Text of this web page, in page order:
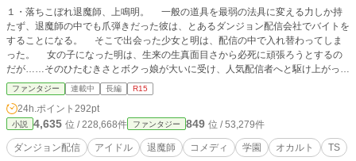
１・落ちこぼれ退魔師、上鳴明。 一般の道具を最弱の法具に変える力しか持
たず、退魔師の中でも爪弾きだった彼は、とあるダンジョン配信会社でバイトを
することになる。 そこで出会った少女と明は、配信の中で入れ替わってしま
った。 女の子になった明は、生来の生真面目さから必死に頑張ろうとするの
だが……そのひたむきさとボクっ娘が大いに受け、人気配信者へと駆け上がって
いく。 ２・元地下アイドル、花咲里明日奈。 解散した地下アイドルのメンバ
ーだった明日奈は、冒険配信者として成り上がってアイドルを目指そうとする。
だが、ラーテルと呼ばれたその性質ゆえに全くバズらなかった。 そこへバ
イトにやって来た上鳴明と、ある時入れ替わってしまう。 退魔師の体を手に
入れた明日奈は、それでも諦めない。 不屈の闘志で、明の法術の隠された性
能を把握し、陰謀、策謀渦巻くドロドロした退魔師界をぶっ飛ばしつつ、男性配
ファンタジー 連載中 長編 R15
24h.ポイント 292pt
小説 4,635 位 / 228,668件 ファンタジー 849 位 / 53,279件
ダンジョン配信 アイドル 退魔師 コメディ 学園 オカルト TS